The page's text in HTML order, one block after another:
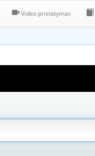
Video pristatymas